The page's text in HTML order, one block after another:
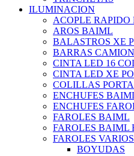
ILUMINACION
ACOPLE RAPIDO
AROS BAIML
BALASTROS XE
BARRAS CAMION
CINTA LED 16
CINTA LED XE
COLILLAS
ENCHUFES
ENCHUFES
FAROLES BAIML
FAROLES BAIML
FAROLES VARIOS
BOYUDAS